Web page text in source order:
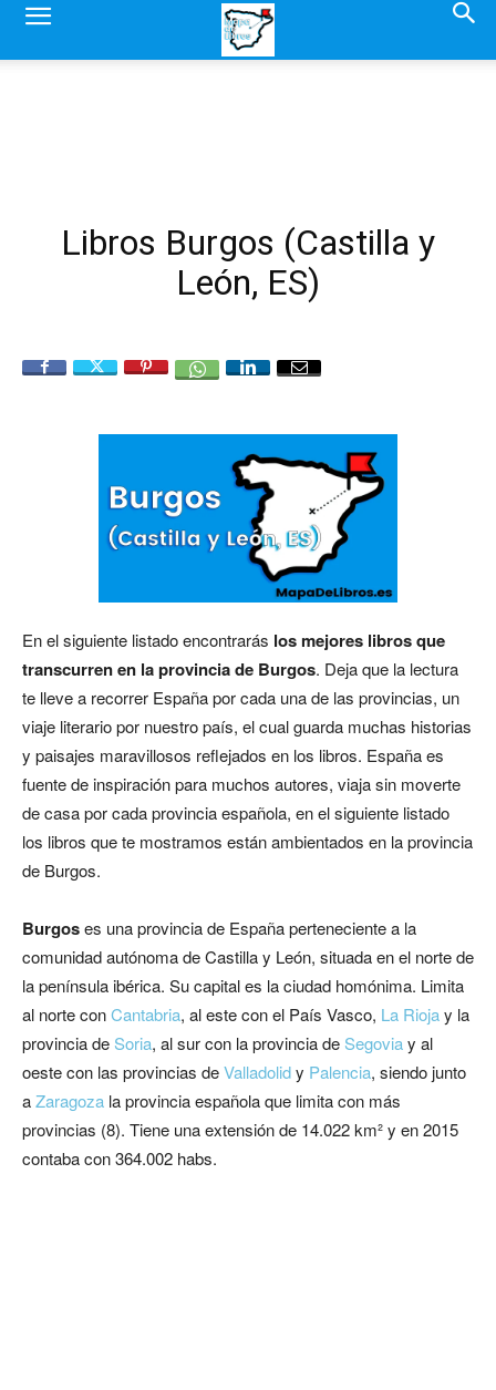
Libros Burgos (Castilla y
León, ES)
En el siguiente listado encontrarás los mejores libros que
transcurren en la provincia de Burgos. Deja que la lectura
te lleve a recorrer España por cada una de las provincias, un
viaje literario por nuestro país, el cual guarda muchas historias
y paisajes maravillosos reflejados en los libros. España es
fuente de inspiración para muchos autores, viaja sin moverte
de casa por cada provincia española, en el siguiente listado
los libros que te mostramos están ambientados en la provincia
de Burgos.
Burgoses una provincia de España perteneciente a la
comunidad autónoma de Castilla y León, situada en el norte de
la península ibérica. Su capital es la ciudad homónima. Limita
al norte conCantabria, al este con el País Vasco, La Riojay la
provincia deSoria, al sur con la provincia deSegoviay al
oeste con las provincias deValladolidy Palencia, siendo junto
aZaragoza la provincia española que limita con más
provincias (8). Tiene una extensión de 14.022 km² y en 2015
contaba con 364.002 habs.